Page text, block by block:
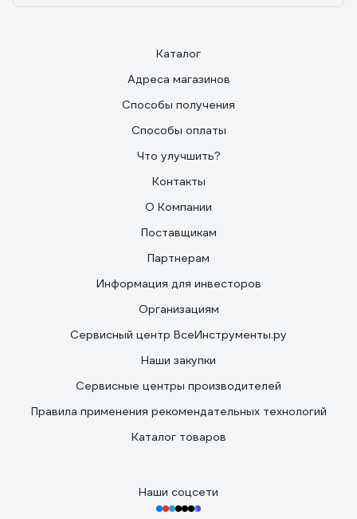
Каталог
Адреса магазинов
Способы получения
Способы оплаты
Что улучшить?
Контакты
О Компании
Поставщикам
Партнерам
Информация для инвесторов
Организациям
Сервисный центр ВсеИнструменты.ру
Наши закупки
Сервисные центры производителей
Правила применения рекомендательных технологий
Каталог товаров
Наши соцсети